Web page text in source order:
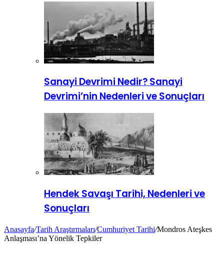
Sanayi Devrimi Nedir? Sanayi
Devrimi’nin Nedenleri ve Sonuçları
Hendek Savaşı Tarihi, Nedenleri ve
Sonuçları
Anasayfa/Tarih Araştırmaları/Cumhuriyet Tarihi/Mondros Ateşkes
Anlaşması’na Yönelik Tepkiler